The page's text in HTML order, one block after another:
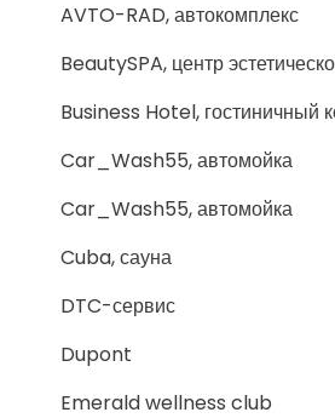
AVTO-RAD, автокомплекс
BeautySPA, центр
Business Hotel, гостиничный
Car_Wash55, автомойка
Car_Wash55, автомойка
Cuba, сауна
DTC-сервис
Dupont
Emerald wellness club